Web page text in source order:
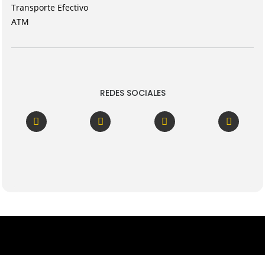
Transporte Efectivo
ATM
REDES SOCIALES